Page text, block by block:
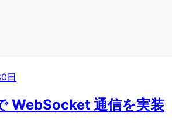
日
WebSocket 通信を実装